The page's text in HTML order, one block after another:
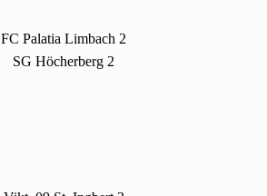
FC Palatia Limbach 2
SG Höcherberg 2